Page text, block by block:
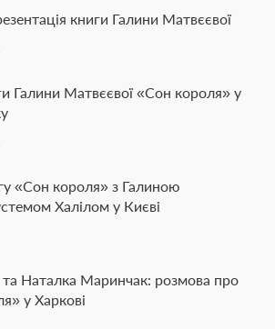
книги Галини Матвєєвої
Галини Матвєєвої «Сон короля» у
«Сон короля» з Галиною
Халілом у Києві
Наталка Маринчак: розмова про
у Харкові